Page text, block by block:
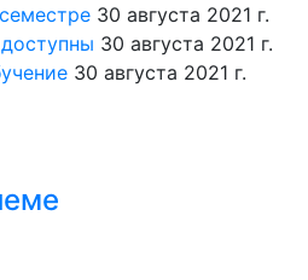
30 августа 2021 г.
30 августа 2021 г.
30 августа 2021 г.